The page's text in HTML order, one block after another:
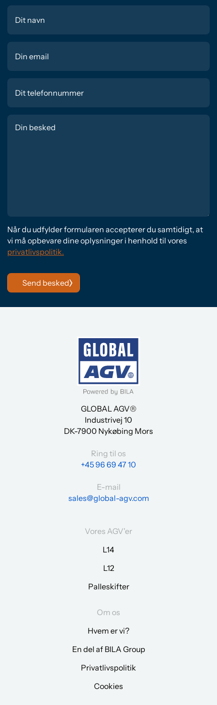
Når du udfylder formularen accepterer du samtidigt, at
vi må opbevare dine oplysninger i henhold til vores
privatlivspolitik.
Send besked
GLOBAL AGV®
Industrivej 10
DK-7900 Nykøbing Mors
Ring til os
+45 96 69 47 10
E-mail
sales@global-agv.com
Vores AGV'er
L14
L12
Palleskifter
Om os
Hvem er vi?
En del af BILA Group
Privatlivspolitik
Cookies